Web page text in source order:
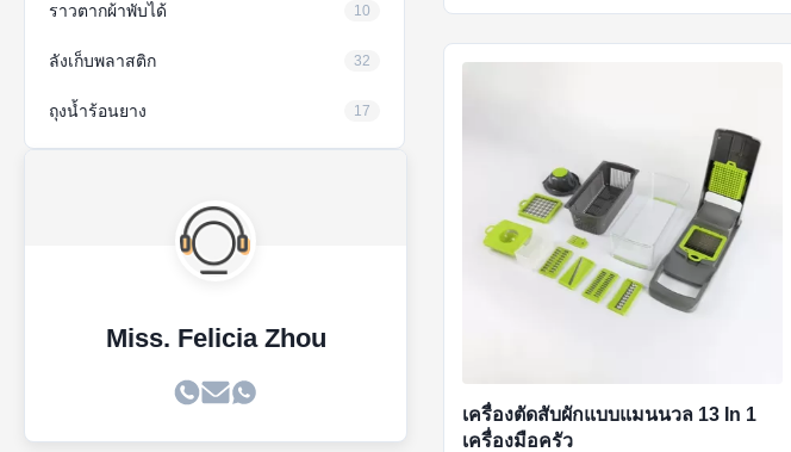
ราวตากผ้าพับได้ 10
ลังเก็บพลาสติก 32
ถุงน้ำร้อนยาง 17
Miss. Felicia Zhou
เครื่องตัดสับผักแบบแมนนวล 13 In 1
เครื่องมือครัว